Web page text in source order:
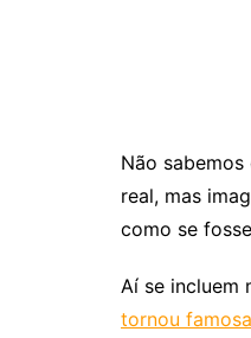
Não
real, mas
como se
Aí se incluem
tornou famosa